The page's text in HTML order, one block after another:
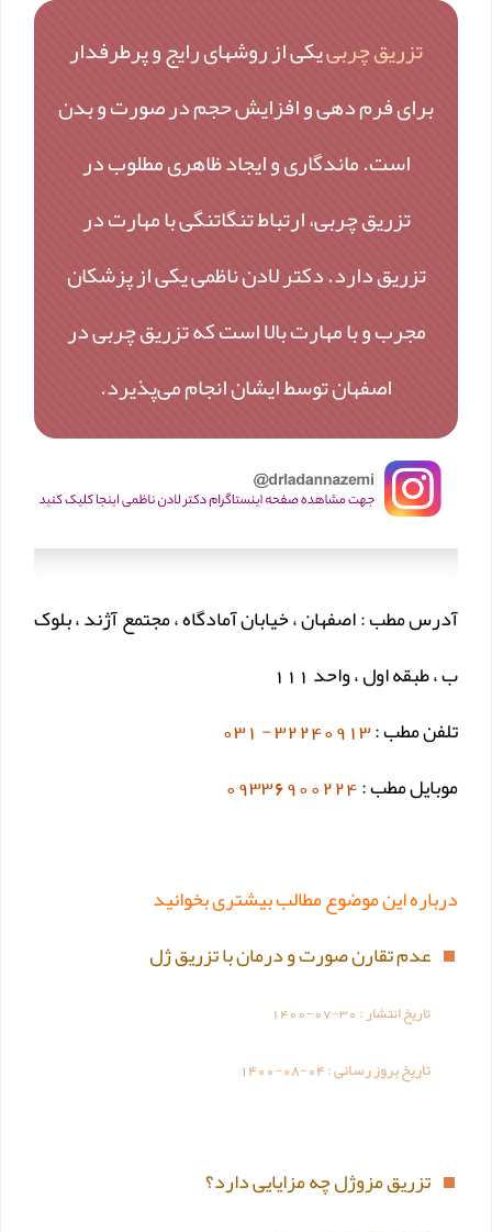
تزریق چربییکی از روشهای رایج و پرطرفدار
برای فرم دهی و افزایش حجم در صورت و بدن
است. ماندگاری و ایجاد ظاهری مطلوب در
تزریق چربی، ارتباط تنگاتنگی با مهارت در
تزریق دارد. دکتر لادن ناظمی یکی از پزشکان
مجرب و با مهارت بالا است که تزریق چربی در
اصفهان توسط ایشان انجام می‌پذیرد.
آدرس مطب : اصفهان ، خیابان آمادگاه ، مجتمع آژند ، بلوک
ب ، طبقه اول ، واحد 111
تلفن مطب :32240913 - 031
موبایل مطب :09336900224
درباره این موضوع مطالب بیشتری بخوانید
عدم تقارن صورت و درمان با تزریق ژل
تاریخ انتشار :1400-07-30
تاریخ بروز رسانی :1400-08-04
تزریق مزوژل چه مزایایی دارد؟